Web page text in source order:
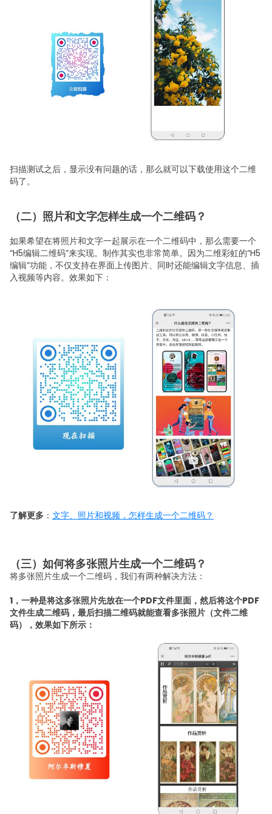
扫描测试之后，显示没有问题的话，那么就可以下载使用这个二维
码了。
（二）照片和文字怎样生成一个二维码？
如果希望在将照片和文字一起展示在一个二维码中，那么需要一个
“H5编辑二维码”来实现。制作其实也非常简单。因为二维彩虹的“H5
编辑”功能，不仅支持在界面上传图片、同时还能编辑文字信息、插
入视频等内容。 效果如下：
了解更多 ： 文字、照片和视频，怎样生成一个二维码？
（三）如何将多张照片生成一个二维码？
将多张照片生成一个二维码，我们有两种解决方法：
1， 一种是将这多张照片先放在一个PDF文件里面，然后将这个PDF
文件生成二维码，最后扫描二维码就能查看多张照片（文件二维
码），效果如下所示：